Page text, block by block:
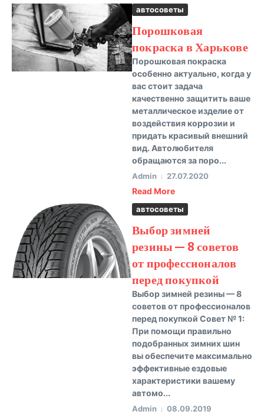
автосоветы
Порошковая
покраска в Харькове
Порошковая покраска
особенно актуально, когда у
вас стоит задача
качественно защитить ваше
металлическое изделие от
воздействия коррозии и
придать красивый внешний
вид. Автолюбителя
обращаются за поро...
Admin 27.07.2020
Read More
автосоветы
Выбор зимней
резины — 8 советов
от профессионалов
перед покупкой
Выбор зимней резины — 8
советов от профессионалов
перед покупкой Совет № 1:
При помощи правильно
подобранных зимних шин
вы обеспечите максимально
эффективные ездовые
характеристики вашему
автомо...
Admin 08.09.2019